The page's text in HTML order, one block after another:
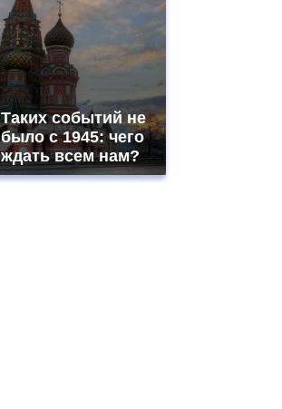
Таких событий не
было с 1945: чего
ждать всем нам?